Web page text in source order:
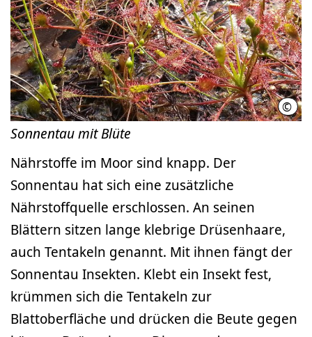
©
Sonnentau mit Blüte
Nährstoffe im Moor sind knapp. Der
Sonnentau hat sich eine zusätzliche
Nährstoffquelle erschlossen. An seinen
Blättern sitzen lange klebrige Drüsenhaare,
auch Tentakeln genannt. Mit ihnen fängt der
Sonnentau Insekten. Klebt ein Insekt fest,
krümmen sich die Tentakeln zur
Blattoberfläche und drücken die Beute gegen